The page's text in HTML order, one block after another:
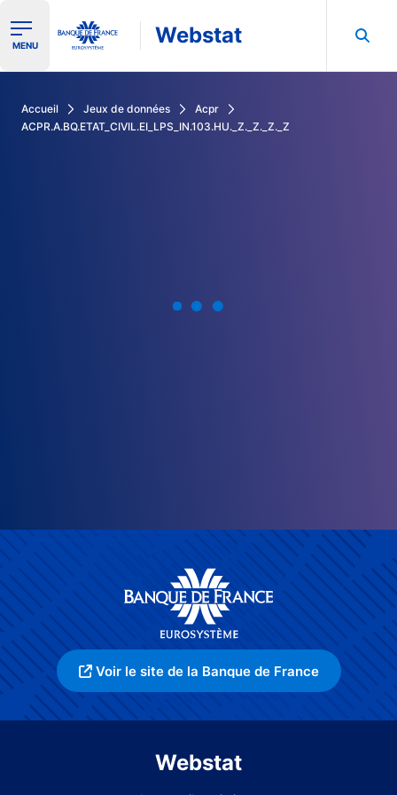
Ouvrir le menu de navigation
MENU Webstat
Accueil Jeux de données
Acpr
ACPR.A.BQ.ETAT_CIVIL.EI_LPS_IN.103.HU._Z._Z._Z._Z
Voir le site de la Banque de France
Webstat